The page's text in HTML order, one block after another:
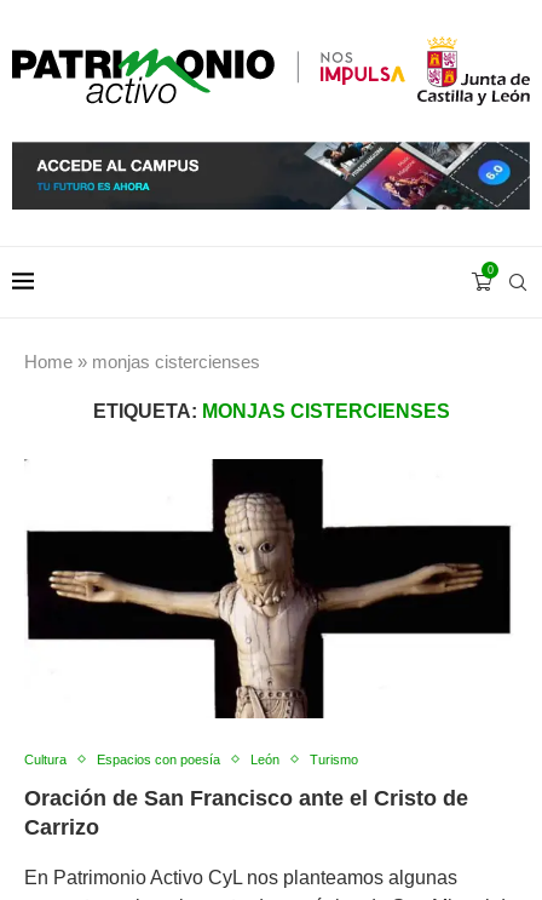
0
Home » monjas cistercienses
ETIQUETA: MONJAS CISTERCIENSES
Cultura Espacios con poesía León Turismo
Oración de San Francisco ante el Cristo de
Carrizo
En Patrimonio Activo CyL nos planteamos algunas